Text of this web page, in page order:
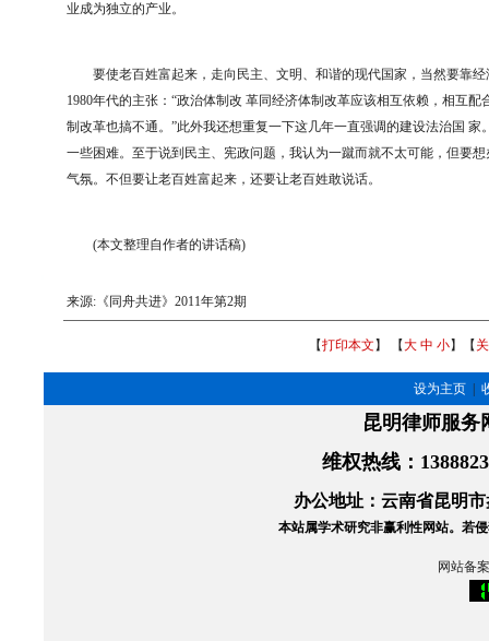
业成为独立的产业。
要使老百姓富起来，走向民主、文明、和谐的现代国家，当然要靠经
1980年代的主张：“政治体制改 革同经济体制改革应该相互依赖，相互
制改革也搞不通。”此外我还想重复一下这几年一直强调的建设法治国
一些困难。至于说到民主、宪政问题，我认为一蹴而就不太可能，但要
气氛。不但要让老百姓富起来，还要让老百姓敢说话。
(本文整理自作者的讲话稿)
来源:《同舟共进》2011年第2期
【打印本文 】 【大 中 小】【
设为主页
昆明律师服
维权热线 ：
办公地址：云南省昆明
本站属学术研究非赢利性网站。 若
网站备